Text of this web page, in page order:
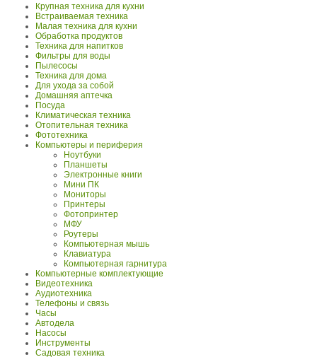
Крупная техника для кухни
Встраиваемая техника
Малая техника для кухни
Обработка продуктов
Техника для напитков
Фильтры для воды
Пылесосы
Техника для дома
Для ухода за собой
Домашняя аптечка
Посуда
Климатическая техника
Отопительная техника
Фототехника
Компьютеры и периферия
Ноутбуки
Планшеты
Электронные книги
Мини ПК
Мониторы
Принтеры
Фотопринтер
МФУ
Роутеры
Компьютерная мышь
Клавиатура
Компьютерная гарнитура
Компьютерные комплектующие
Видеотехника
Аудиотехника
Телефоны и связь
Часы
Автодела
Насосы
Инструменты
Садовая техника